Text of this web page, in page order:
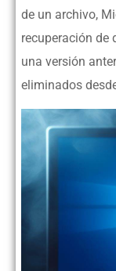
de un archivo,
recuperación de
una versión
eliminados